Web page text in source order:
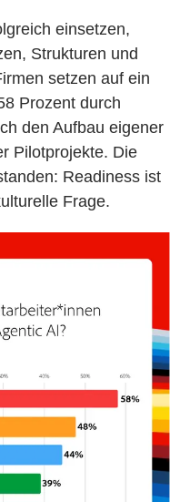
einsetzen,
Strukturen und
setzen auf ein
Prozent durch
den Aufbau eigener
Pilotprojekte. Die
Readiness ist
Frage.